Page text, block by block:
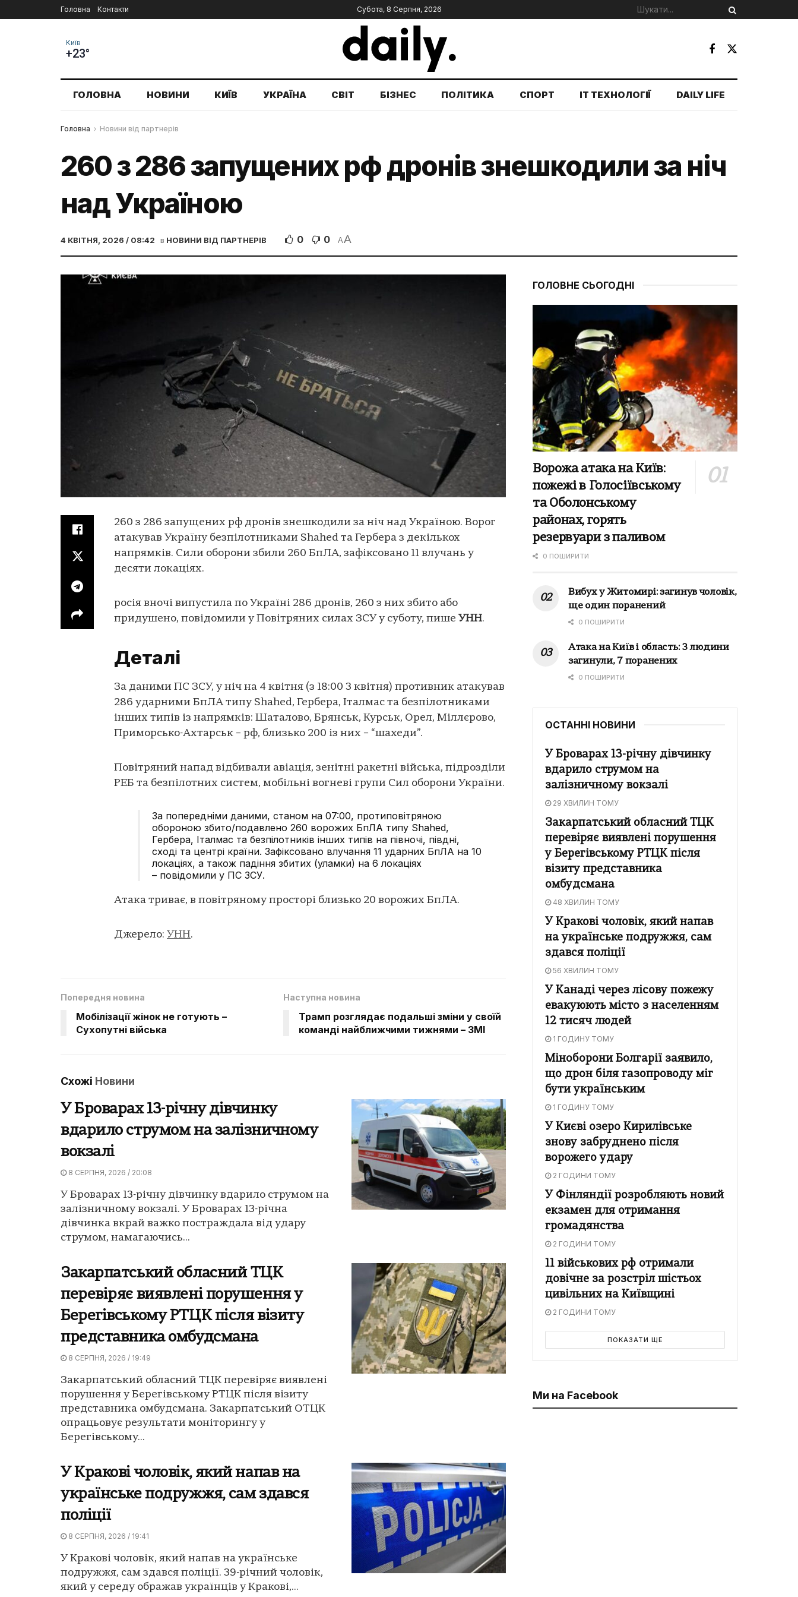
Головна Контакти Субота, 8 Серпня, 2026
Київ
+23°
ГОЛОВНА НОВИНИ КИЇВ УКРАЇНА СВІТ БІЗНЕС ПОЛІТИКА СПОРТ IT ТЕХНОЛОГІЇ DAILY LIFE
Головна Новини від партнерів
260 з 286 запущених рф дронів знешкодили за ніч
над Україною
4 КВІТНЯ, 2026 / 08:42 в НОВИНИ ВІД ПАРТНЕРІВ 0 0 AA
260 з 286 запущених рф дронів знешкодили за ніч над Україною. Ворог
атакував Україну безпілотниками Shahed та Гербера з декількох
напрямків. Сили оборони збили 260 БпЛА, зафіксовано 11 влучань у
десяти локаціях.
росія вночі випустила по Україні 286 дронів, 260 з них збито або
придушено, повідомили у Повітряних силах ЗСУ у суботу, пише УНН.
Деталі
За даними ПС ЗСУ, у ніч на 4 квітня (з 18:00 3 квітня) противник атакував
286 ударними БпЛА типу Shahed, Гербера, Італмас та безпілотниками
інших типів із напрямків: Шаталово, Брянськ, Курськ, Орел, Міллєрово,
Приморсько-Ахтарськ – рф, близько 200 із них – “шахеди”.
Повітряний напад відбивали авіація, зенітні ракетні війська, підрозділи
РЕБ та безпілотних систем, мобільні вогневі групи Сил оборони України.
За попередніми даними, станом на 07:00, протиповітряною
обороною збито/подавлено 260 ворожих БпЛА типу Shahed,
Гербера, Італмас та безпілотників інших типів на півночі, півдні,
сході та центрі країни. Зафіксовано влучання 11 ударних БпЛА на 10
локаціях, а також падіння збитих (уламки) на 6 локаціях
– повідомили у ПС ЗСУ.
Атака триває, в повітряному просторі близько 20 ворожих БпЛА.
Джерело: УНН.
Попередня новина
Мобілізації жінок не готують –
Сухопутні війська
Наступна новина
Трамп розглядає подальші зміни у своїй
команді найближчими тижнями – ЗМІ
Схожі Новини
У Броварах 13-річну дівчинку
вдарило струмом на залізничному
вокзалі
8 СЕРПНЯ, 2026 / 20:08
У Броварах 13-річну дівчинку вдарило струмом на
залізничному вокзалі. У Броварах 13-річна
дівчинка вкрай важко постраждала від удару
струмом, намагаючись...
Закарпатський обласний ТЦК
перевіряє виявлені порушення у
Берегівському РТЦК після візиту
представника омбудсмана
8 СЕРПНЯ, 2026 / 19:49
Закарпатський обласний ТЦК перевіряє виявлені
порушення у Берегівському РТЦК після візиту
представника омбудсмана. Закарпатський ОТЦК
опрацьовує результати моніторингу у
Берегівському...
У Кракові чоловік, який напав на
українське подружжя, сам здався
поліції
8 СЕРПНЯ, 2026 / 19:41
У Кракові чоловік, який напав на українське
подружжя, сам здався поліції. 39-річний чоловік,
який у середу ображав українців у Кракові,...
ГОЛОВНЕ СЬОГОДНІ
Ворожа атака на Київ:
пожежі в Голосіївському
та Оболонському
районах, горять
резервуари з паливом
0 ПОШИРИТИ
Вибух у Житомирі: загинув чоловік,
ще один поранений
0 ПОШИРИТИ
Атака на Київ і область: 3 людини
загинули, 7 поранених
0 ПОШИРИТИ
ОСТАННІ НОВИНИ
У Броварах 13-річну дівчинку
вдарило струмом на
залізничному вокзалі
29 ХВИЛИН ТОМУ
Закарпатський обласний ТЦК
перевіряє виявлені порушення
у Берегівському РТЦК після
візиту представника
омбудсмана
48 ХВИЛИН ТОМУ
У Кракові чоловік, який напав
на українське подружжя, сам
здався поліції
56 ХВИЛИН ТОМУ
У Канаді через лісову пожежу
евакуюють місто з населенням
12 тисяч людей
1 ГОДИНУ ТОМУ
Міноборони Болгарії заявило,
що дрон біля газопроводу міг
бути українським
1 ГОДИНУ ТОМУ
У Києві озеро Кирилівське
знову забруднено після
ворожего удару
2 ГОДИНИ ТОМУ
У Фінляндії розробляють новий
екзамен для отримання
громадянства
2 ГОДИНИ ТОМУ
11 військових рф отримали
довічне за розстріл шістьох
цивільних на Київщині
2 ГОДИНИ ТОМУ
ПОКАЗАТИ ЩЕ
Ми на Facebook